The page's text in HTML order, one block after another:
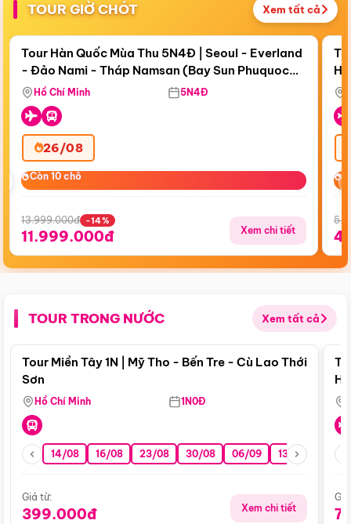
TOUR GIỜ CHÓT Xem tất cả
Còn18 ngày 04:49:50
Bay Sun Phuquoc Airways
Điểm nổi bật
Tour Hàn Quốc Mùa Thu 5N4Đ | Seoul - Everland
- Đảo Nami - Tháp Namsan (Bay Sun Phuquoc
Airways)
Hồ Chí Minh 5N4Đ
26/08
Còn 10 chỗ
Còn 10 chỗ
13.999.000đ -14%
11.999.000đ Xem chi tiết
TOUR TRONG NƯỚC Xem tất cả
Điểm nổi bật
Tour Miền Tây 1N | Mỹ Tho - Bến Tre - Cù Lao Thới
Sơn
Hồ Chí Minh 1N0Đ
14/08 16/08 23/08 30/08 06/09 13/09 20/09
Giá từ:
399.000đ Xem chi tiết